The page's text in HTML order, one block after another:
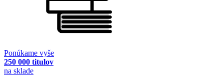
Ponúkame vyše
250 000 titulov
na sklade